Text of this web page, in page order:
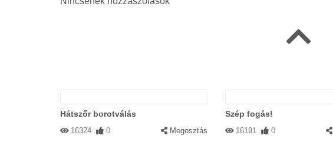
Hátszőr borotválás
16324 0 Megosztás
Szép fogás!
16191 0